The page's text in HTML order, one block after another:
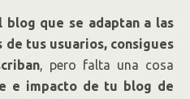
que se adaptan a las
de tus usuarios, consigues
, pero falta una cosa
e impacto de tu blog de